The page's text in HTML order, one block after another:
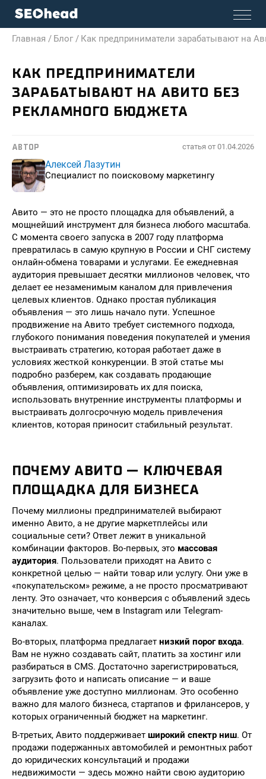
Главная / Блог / Как предприниматели зарабатывают на
КАК ПРЕДПРИНИМАТЕЛИ
ЗАРАБАТЫВАЮТ НА АВИТО БЕЗ
РЕКЛАМНОГО БЮДЖЕТА
АВТОР статья от 01.04.2026
Алексей Лазутин
Специалист по поисковому маркетингу
Авито — это не просто площадка для объявлений, а
мощнейший инструмент для бизнеса любого масштаба.
С момента своего запуска в 2007 году платформа
превратилась в самую крупную в России и СНГ систему
онлайн-обмена товарами и услугами. Ее ежедневная
аудитория превышает десятки миллионов человек, что
делает ее незаменимым каналом для привлечения
целевых клиентов. Однако простая публикация
объявления — это лишь начало пути. Успешное
продвижение на Авито требует системного подхода,
глубокого понимания поведения покупателей и умения
выстраивать стратегию, которая работает даже в
условиях жесткой конкуренции. В этой статье мы
подробно разберем, как создавать продающие
объявления, оптимизировать их для поиска,
использовать внутренние инструменты платформы и
выстраивать долгосрочную модель привлечения
клиентов, которая приносит стабильный результат.
ПОЧЕМУ АВИТО — КЛЮЧЕВАЯ
ПЛОЩАДКА ДЛЯ БИЗНЕСА
Почему миллионы предпринимателей выбирают
именно Авито, а не другие маркетплейсы или
социальные сети? Ответ лежит в уникальной
комбинации факторов. Во-первых, это массовая
аудитория. Пользователи приходят на Авито с
конкретной целью — найти товар или услугу. Они уже в
«покупательском» режиме, а не просто просматривают
ленту. Это означает, что конверсия с объявлений здесь
значительно выше, чем в Instagram или Telegram-
каналах.
Во-вторых, платформа предлагает низкий порог входа.
Вам не нужно создавать сайт, платить за хостинг или
разбираться в CMS. Достаточно зарегистрироваться,
загрузить фото и написать описание — и ваше
объявление уже доступно миллионам. Это особенно
важно для малого бизнеса, стартапов и фрилансеров, у
которых ограниченный бюджет на маркетинг.
В-третьих, Авито поддерживает широкий спектр ниш. От
продажи подержанных автомобилей и ремонтных работ
до юридических консультаций и продажи
недвижимости — здесь можно найти свою аудиторию